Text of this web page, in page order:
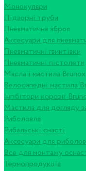
Монокуляри
Підзорні труби
Пневматична зброя
Аксесуари для
Пневматичні гвинтівки
Пневматичні пістолети
Масла і мастила Brunox
Велосипедні мастила
Інгібітори корозії
Мастила для догляду
Риболовля
Рибальські снасті
Аксесуари для
Все для монтажу
Термопродукція